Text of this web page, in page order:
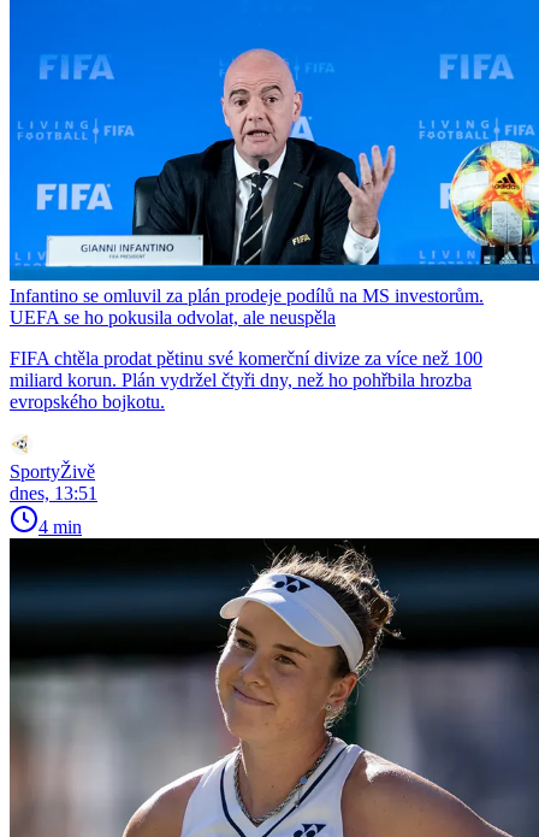
Infantino se omluvil za plán prodeje podílů na MS investorům.
UEFA se ho pokusila odvolat, ale neuspěla
FIFA chtěla prodat pětinu své komerční divize za více než 100
miliard korun. Plán vydržel čtyři dny, než ho pohřbila hrozba
evropského bojkotu.
SportyŽivě
dnes, 13:51
4 min